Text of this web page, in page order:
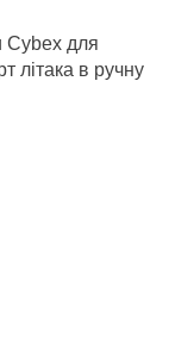
Cybex для
літака в ручну